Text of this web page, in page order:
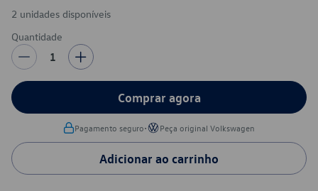
2 unidades disponíveis
Quantidade
1
Comprar agora
Pagamento seguro• Peça original Volkswagen
Adicionar ao carrinho